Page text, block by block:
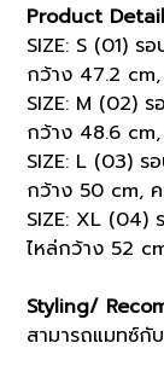
Product Detail
SIZE: S (01) ร
กว้าง 47.2
SIZE: M (02)
กว้าง 48.6
SIZE: L (03) ร
กว้าง 50 cm,
SIZE: XL (04)
ไหล่กว้าง 52
Styling/
สามารถแมทซ์กั